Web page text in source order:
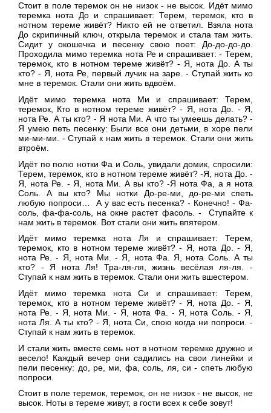
Стоит в поле теремок он не низок - не высок. Идёт мимо
теремка нота До и спрашивает: Терем, теремок, кто в
нотном тереме живёт? Никто ей не ответил. Взяла нота
До скрипичный ключ, открыла теремок и стала там жить.
Сидит у окошечка и песенку свою поет: До-до-до-до.
Проходила мимо теремка нота Ре и спрашивает: - Терем,
теремок, кто в нотном тереме живёт? - Я, нота До. А ты
кто? - Я, нота Ре, первый лучик на заре. - Ступай жить ко
мне в теремок. Стали они жить вдвоём.
Идёт мимо теремка нота Ми и спрашивает: Терем,
теремок, Кто в нотном тереме живёт? - Я, нота До. - Я,
нота Ре. А ты кто? - Я нота Ми. А что ты умеешь делать? -
Я умею петь песенку: Были все они детьми, в хоре пели
ми-ми-ми. - Ступай к нам жить в теремок. Стали они жить
втроём.
Идёт по полю нотки Фа и Соль, увидали домик, спросили:
Терем, теремок, кто в нотном тереме живёт? -Я, нота До. -
Я, нота Ре. - Я, нота Ми. А вы кто? -Я нота Фа, а я нота
Соль. А вы кто? Мы нотки До-ре-ми, до-ре-ми спеть
любую попроси… А у вас есть песенка? - Конечно! - Фа-
соль, фа-фа-соль, на окне растет фасоль. - Ступайте к
нам жить в теремок. Вот стали они жить впятером.
Идёт мимо теремка нота Ля и спрашивает: Терем,
теремок, кто в нотном тереме живёт? - Я, нота До. - Я,
нота Ре. - Я, нота Ми. - Я, нота Фа. Я, нота Соль. А ты
кто? - Я нота Ля! Тра-ля-ля, жизнь весёлая ля-ля. -
Ступай к нам жить в теремок. Стали они жить вшестером.
Идёт мимо теремка нота Си и спрашивает: Терем,
теремок, кто в нотном тереме живёт? - Я, нота До. - Я,
нота Ре. - Я, нота Ми. - Я, нота Фа. - Я, нота Соль. - Я,
нота Ля. А ты кто? - Я, нота Си, спою когда ни попроси. -
Ступай к нам жить в теремок.
И стали жить вместе семь нот в нотном теремке дружно и
весело! Каждый вечер они садились на свои линейки и
пели песенку: до, ре, ми, фа, соль, ля, си - спеть любую
попроси.
Стоит в поле теремок, теремок, он не низок - не высок, не
высок. Ноты в тереме живут, в гости всех к себе зовут!